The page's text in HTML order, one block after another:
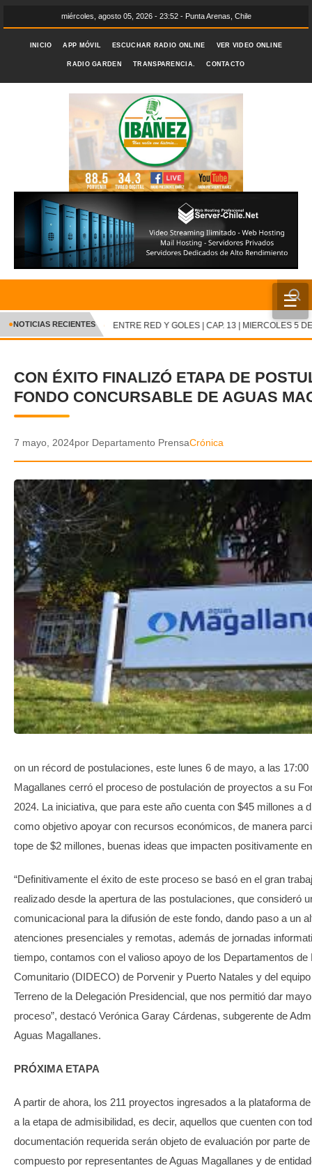
miércoles, agosto 05, 2026 - 23:52 - Punta Arenas, Chile
INICIO APP MÓVIL ESCUCHAR RADIO ONLINE VER VIDEO ONLINE
RADIO GARDEN TRANSPARENCIA. CONTACTO
☰
INICIO
CRÓNICA
DEPORTES
POLICIAL
AUDIOS
VIDEOS
GALERIA DE FOTOS
APP MÓVIL
TRANSPARENCIA
✕
●NOTICIAS RECIENTES ENTRE RED Y GOLES | CAP. 13 | MIERCOLES 5 DE
CON ÉXITO FINALIZÓ ETAPA DE
FONDO CONCURSABLE DE AGUAS
7 mayo, 2024por Departamento PrensaCrónica
on un récord de postulaciones, este lunes 6 de mayo, a las 17:00
Magallanes cerró el proceso de postulación de proyectos a su
2024. La iniciativa, que para este año cuenta con $45 millones a
como objetivo apoyar con recursos económicos, de manera
tope de $2 millones, buenas ideas que impacten positivamente
“Definitivamente el éxito de este proceso se basó en el gran
realizado desde la apertura de las postulaciones, que consideró
comunicacional para la difusión de este fondo, dando paso a un
atenciones presenciales y remotas, además de jornadas
tiempo, contamos con el valioso apoyo de los Departamentos de
Comunitario (DIDECO) de Porvenir y Puerto Natales y del
Terreno de la Delegación Presidencial, que nos permitió dar
proceso”, destacó Verónica Garay Cárdenas, subgerente de
Aguas Magallanes.
PRÓXIMA ETAPA
A partir de ahora, los 211 proyectos ingresados a la plataforma
a la etapa de admisibilidad, es decir, aquellos que cuenten con
documentación requerida serán objeto de evaluación por parte
compuesto por representantes de Aguas Magallanes y de